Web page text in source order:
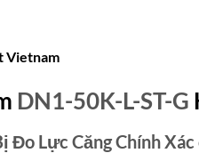
Vietnam
DN1-50K-L-ST-G
Đo Lực Căng Chính